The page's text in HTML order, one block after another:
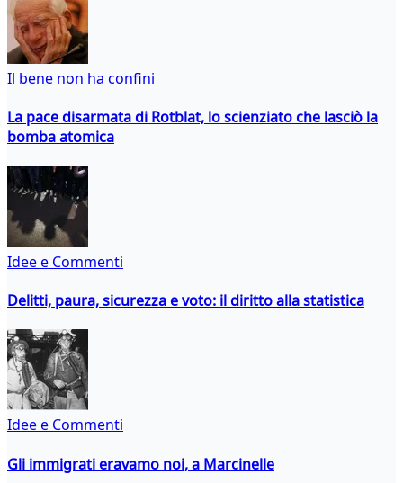
Il bene non ha confini
La pace disarmata di Rotblat, lo scienziato che lasciò la
bomba atomica
Idee e Commenti
Delitti, paura, sicurezza e voto: il diritto alla statistica
Idee e Commenti
Gli immigrati eravamo noi, a Marcinelle